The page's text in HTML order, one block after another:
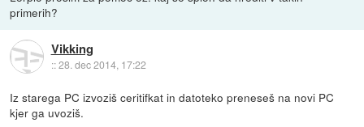
primerih?
Vikking
::28. dec 2014, 17:22
Iz starega PC izvoziš ceritifkat in datoteko preneseš na novi PC
kjer ga uvoziš.